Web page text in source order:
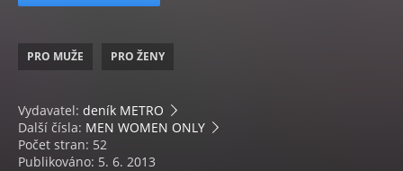
PRO MUŽE PRO ŽENY
Vydavatel: deník METRO
Další čísla: MEN WOMEN ONLY
Počet stran: 52
Publikováno: 5. 6. 2013